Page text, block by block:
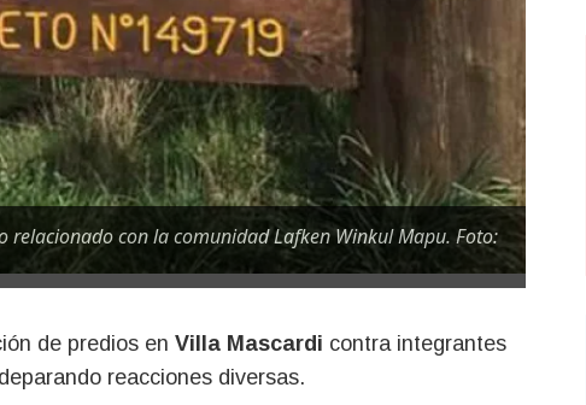
con la comunidad Lafken Winkul Mapu. Foto:
de predios en Villa Mascardi contra integrantes
reacciones diversas.